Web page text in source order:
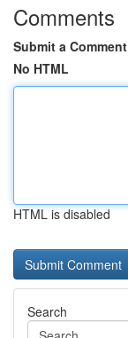
Comments
Submit a Comment
No HTML
HTML is disabled
Search